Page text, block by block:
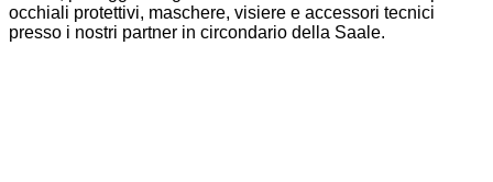
occhiali protettivi, maschere, visiere e accessori tecnici
presso i nostri partner in circondario della Saale.